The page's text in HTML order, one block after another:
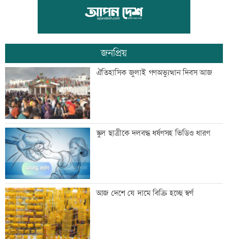
পাঁচ আর্থিক প্রতিষ্ঠান বন্ধের অনুমোদন,
রোববার প্রশাসক নিয়োগ
ঢাকা-ময়মনসিংহ রেল যোগাযোগ স্বাভাবিক
সিঙ্গাপুর থেকে এক কার্গো এলএনজি কিনবে
সরকার
মান্দায় ২৯৬ বোতলসহ দুই মাদক কারবারি
আটক
জনপ্রিয়
ঐতিহাসিক জুলাই গণঅভ্যুত্থান দিবস আজ
স্কুল ছাত্রীকে দলবদ্ধ ধর্ষণসহ ভিডিও ধারণ
আজ দেশে যে দামে বিক্রি হচ্ছে স্বর্ণ